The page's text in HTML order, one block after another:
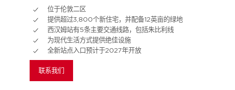
位于伦敦二区
提供超过3,800个新住宅，并配备12英亩的绿地
西汉姆站有5条主要交通线路，包括朱比利线
为现代生活方式提供绝佳设施
全新站点入口预计于2027年开放
联系我们
外观 CGI